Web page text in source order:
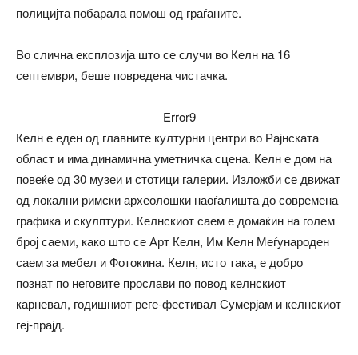
полицијта побарала помош од граѓаните.
Во слична експлозија што се случи во Келн на 16
септември, беше повредена чистачка.
Error9
Келн е еден од главните културни центри во Рајнската
област и има динамична уметничка сцена. Келн е дом на
повеќе од 30 музеи и стотици галерии. Изложби се движат
од локални римски археолошки наоѓалишта до современа
графика и скулптури. Келнскиот саем е домаќин на голем
број саеми, како што се Арт Келн, Им Келн Меѓународен
саем за мебел и Фотокина. Келн, исто така, е добро
познат по неговите прослави по повод келнскиот
карневал, годишниот реге-фестивал Сумерјам и келнскиот
геј-прајд.